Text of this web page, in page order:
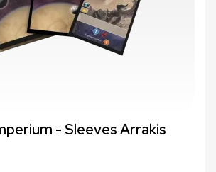
- Sleeves Arrakis